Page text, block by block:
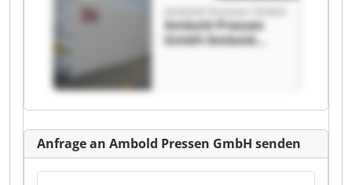
Ambold Pressen
GmbH Ambold
Anfrage an Ambold Pressen GmbH senden